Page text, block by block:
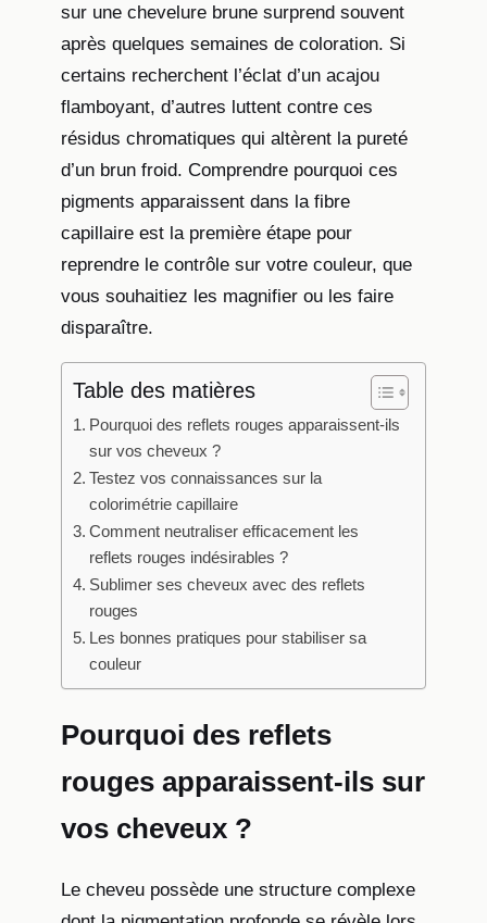
sur une chevelure brune surprend souvent
après quelques semaines de coloration. Si
certains recherchent l’éclat d’un acajou
flamboyant, d’autres luttent contre ces
résidus chromatiques qui altèrent la pureté
d’un brun froid. Comprendre pourquoi ces
pigments apparaissent dans la fibre
capillaire est la première étape pour
reprendre le contrôle sur votre couleur, que
vous souhaitiez les magnifier ou les faire
disparaître.
Table des matières
Pourquoi des reflets rouges apparaissent-ils
sur vos cheveux ?
Testez vos connaissances sur la
colorimétrie capillaire
Comment neutraliser efficacement les
reflets rouges indésirables ?
Sublimer ses cheveux avec des reflets
rouges
Les bonnes pratiques pour stabiliser sa
couleur
Pourquoi des reflets
rouges apparaissent-ils sur
vos cheveux ?
Le cheveu possède une structure complexe